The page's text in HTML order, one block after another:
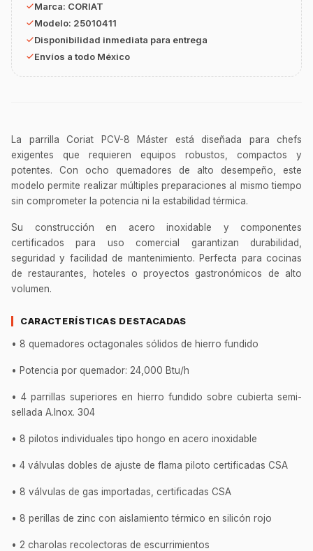
Marca: CORIAT
Modelo: 25010411
Disponibilidad inmediata para entrega
Envíos a todo México
La parrilla Coriat PCV-8 Máster está diseñada para chefs
exigentes que requieren equipos robustos, compactos y
potentes. Con ocho quemadores de alto desempeño, este
modelo permite realizar múltiples preparaciones al mismo tiempo
sin comprometer la potencia ni la estabilidad térmica.
Su construcción en acero inoxidable y componentes
certificados para uso comercial garantizan durabilidad,
seguridad y facilidad de mantenimiento. Perfecta para cocinas
de restaurantes, hoteles o proyectos gastronómicos de alto
volumen.
CARACTERÍSTICAS DESTACADAS
• 8 quemadores octagonales sólidos de hierro fundido
• Potencia por quemador: 24,000 Btu/h
• 4 parrillas superiores en hierro fundido sobre cubierta semi-
sellada A.Inox. 304
• 8 pilotos individuales tipo hongo en acero inoxidable
• 4 válvulas dobles de ajuste de flama piloto certificadas CSA
• 8 válvulas de gas importadas, certificadas CSA
• 8 perillas de zinc con aislamiento térmico en silicón rojo
• 2 charolas recolectoras de escurrimientos
Buscar estufas industriales
Ver uniformes y filipinas
Métodos de envío y entrega